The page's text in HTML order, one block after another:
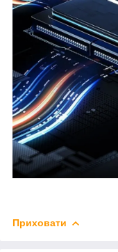
Приховати